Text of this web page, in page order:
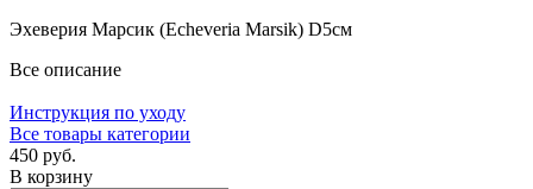
Эхеверия Марсик (Echeveria Marsik) D5см
Все описание
Инструкция по уходу
Все товары категории
450 руб.
В корзину